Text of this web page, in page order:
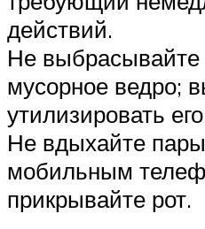
действий.
Не выбрасывайте
мусорное ведро;
утилизировать
Не вдыхайте
мобильным
прикрывайте рот.